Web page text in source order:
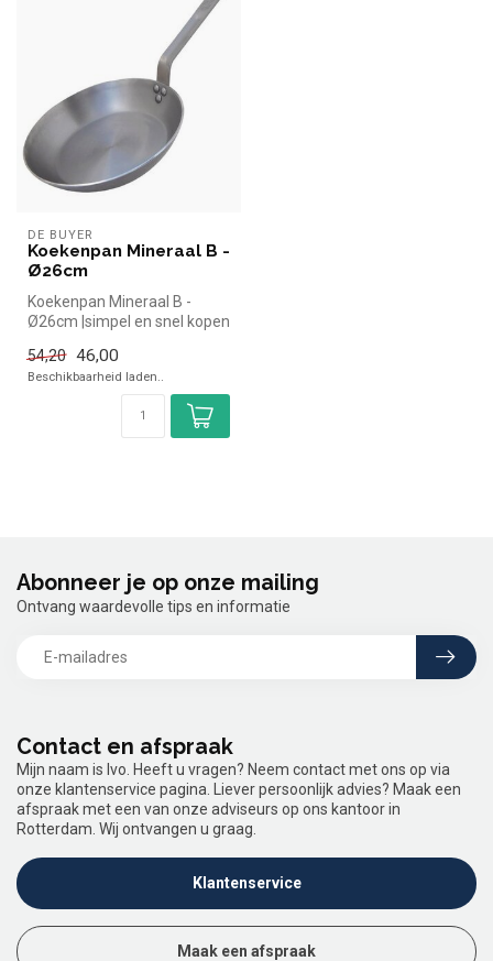
DE BUYER
Koekenpan Mineraal B -
Ø26cm
Koekenpan Mineraal B -
Ø26cm |simpel en snel kopen
Overzichte...
54,20 46,00
Beschikbaarheid laden..
Contact en afspraak
Mijn naam is Ivo. Heeft u vragen? Neem contact met ons op via
onze klantenservice pagina. Liever persoonlijk advies? Maak een
afspraak met een van onze adviseurs op ons kantoor in
Rotterdam. Wij ontvangen u graag.
Klantenservice
Maak een afspraak
Abonneer je op onze mailing
Ontvang waardevolle tips en informatie